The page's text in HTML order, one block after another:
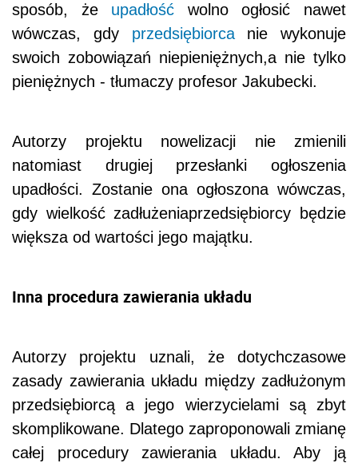
sposób, że upadłość wolno ogłosić nawet
wówczas, gdy przedsiębiorcanie wykonuje
swoich zobowiązań niepieniężnych,a nie tylko
pieniężnych - tłumaczy profesor Jakubecki.
Autorzy projektu nowelizacji nie zmienili
natomiast drugiej przesłanki ogłoszenia
upadłości. Zostanie ona ogłoszona wówczas,
gdy wielkość zadłużeniaprzedsiębiorcy będzie
większa od wartości jego majątku.
Inna procedura zawierania układu
Autorzy projektu uznali, że dotychczasowe
zasady zawierania układu między zadłużonym
przedsiębiorcą a jego wierzycielami są zbyt
skomplikowane. Dlatego zaproponowali zmianę
całej procedury zawierania układu. Aby ją